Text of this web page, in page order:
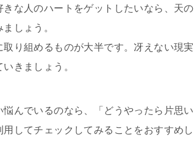
な人のハートをゲットしたいなら、天の
しょう。
り組めるものが大半です。冴えない現実
きましょう。
んでいるのなら、「どうやったら片思い
してチェックしてみることをおすすめし